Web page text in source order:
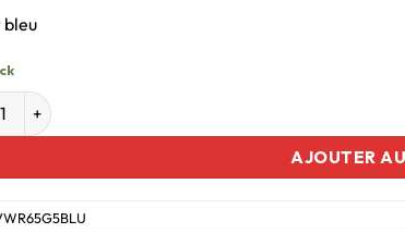
AJOUTER